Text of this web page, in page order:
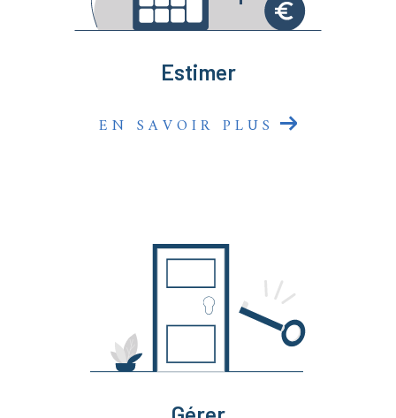
sommes là pour faire de votre projet une réussite
Estimer
EN SAVOIR PLUS